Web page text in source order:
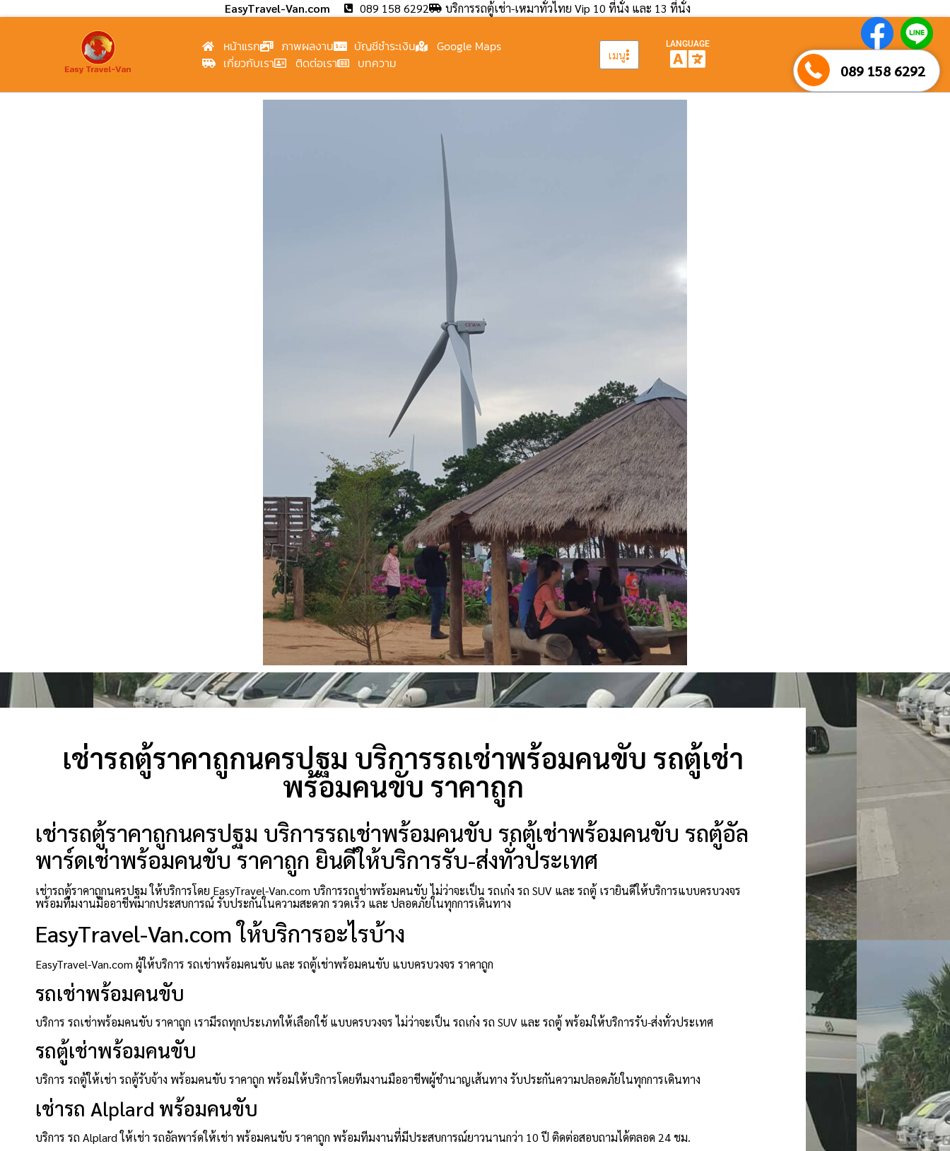
EasyTravel-Van.com 089 158 6292 บริการรถตู้เช่า-เหมาทั่วไทย Vip 10 ที่นั่ง และ 13 ที่นั่ง
หน้าแรก ภาพผลงาน บัญชีชำระเงิน
Google Maps
เกี่ยวกับเรา
ติดต่อเรา บทความ เมนู
LANGUAGE
089 158 6292
เช่ารถตู้ราคาถูกนครปฐม บริการรถเช่าพร้อมคนขับ รถตู้เช่า
พร้อมคนขับ ราคาถูก
เช่ารถตู้ราคาถูกนครปฐม บริการรถเช่าพร้อมคนขับ รถตู้เช่าพร้อมคนขับ รถตู้อัล
พาร์ดเช่าพร้อมคนขับ ราคาถูก ยินดีให้บริการรับ-ส่งทั่วประเทศ
เช่ารถตู้ราคาถูกนครปฐม ให้บริการโดย EasyTravel-Van.com บริการรถเช่าพร้อมคนขับ ไม่ว่าจะเป็น รถเก๋ง รถ SUV และ รถตู้ เรายินดีให้บริการแบบครบวงจร
พร้อมทีมงานมืออาชีพมากประสบการณ์ รับประกันในความสะดวก รวดเร็ว และ ปลอดภัยในทุกการเดินทาง
EasyTravel-Van.com ให้บริการอะไรบ้าง
EasyTravel-Van.com ผู้ให้บริการ รถเช่าพร้อมคนขับ และ รถตู้เช่าพร้อมคนขับ แบบครบวงจร ราคาถูก
รถเช่าพร้อมคนขับ
บริการ รถเช่าพร้อมคนขับ ราคาถูก เรามีรถทุกประเภทให้เลือกใช้ แบบครบวงจร ไม่ว่าจะเป็น รถเก๋ง รถ SUV และ รถตู้ พร้อมให้บริการรับ-ส่งทั่วประเทศ
รถตู้เช่าพร้อมคนขับ
บริการ รถตู้ให้เช่า รถตู้รับจ้าง พร้อมคนขับ ราคาถูก พร้อมให้บริการโดยทีมงานมืออาชีพผู้ชำนาญเส้นทาง รับประกันความปลอดภัยในทุกการเดินทาง
เช่ารถ Alplard พร้อมคนขับ
บริการ รถ Alplard ให้เช่า รถอัลพาร์ดให้เช่า พร้อมคนขับ ราคาถูก พร้อมทีมงานที่มีประสบการณ์ยาวนานกว่า 10 ปี ติดต่อสอบถามได้ตลอด 24 ชม.